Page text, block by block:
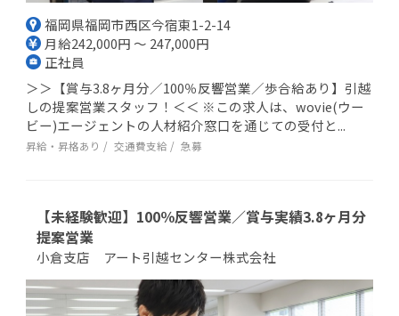
福岡県福岡市西区今宿東1-2-14
月給242,000円 ～ 247,000円
正社員
＞＞【賞与3.8ヶ月分／100％反響営業／歩合給あり】引越
しの提案営業スタッフ！＜＜ ※この求人は、wovie(ウー
ビー)エージェントの人材紹介窓口を通じての受付と...
昇給・昇格あり 交通費支給 急募
【未経験歓迎】100％反響営業／賞与実績3.8ヶ月分
提案営業
小倉支店 アート引越センター株式会社